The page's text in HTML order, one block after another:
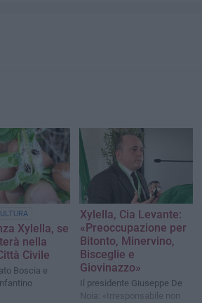
Xylella, se
nella
Civile
Boscia e
Xylella, Cia Levante:
«Preoccupazione per
Bitonto, Minervino,
Bisceglie e
Giovinazzo»
Il presidente Giuseppe De
Noia: «Irresponsabile non